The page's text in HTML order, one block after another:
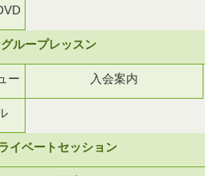
グループレッスン
ー
入会案内
イベートセッション